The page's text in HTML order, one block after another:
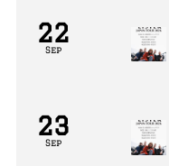
22
Sep
23
Sep